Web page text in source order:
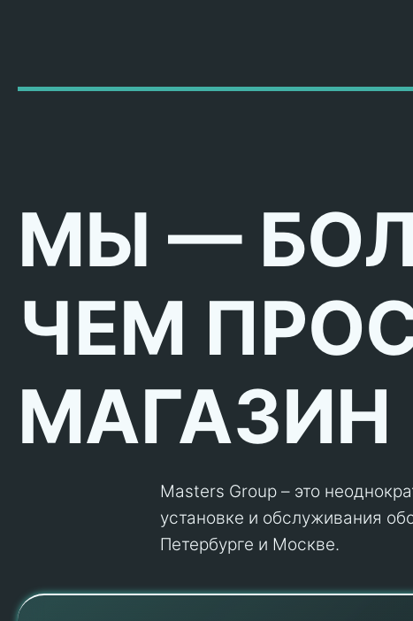
МЫ —
ЧЕМ
МАГАЗИН
Masters Group – это
установке и обслуживания
Петербурге и Москве.